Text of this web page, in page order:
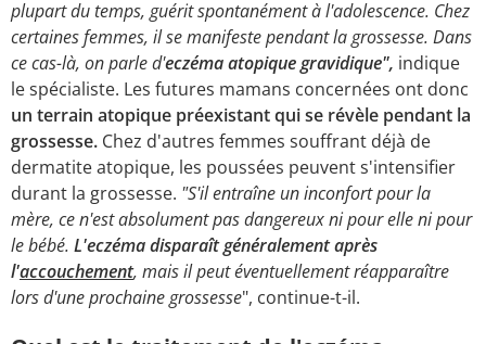
plupart du temps, guérit spontanément à l'adolescence. Chez
certaines femmes, il se manifeste pendant la grossesse. Dans
ce cas-là, on parle d'eczéma atopique gravidique", indique
le spécialiste. Les futures mamans concernées ont donc
un terrain atopique préexistant qui se révèle pendant la
grossesse. Chez d'autres femmes souffrant déjà de
dermatite atopique, les poussées peuvent s'intensifier
durant la grossesse. "S'il entraîne un inconfort pour la
mère, ce n'est absolument pas dangereux ni pour elle ni pour
le bébé. L'eczéma disparaît généralement après
l'accouchement, mais il peut éventuellement réapparaître
lors d'une prochaine grossesse", continue-t-il.